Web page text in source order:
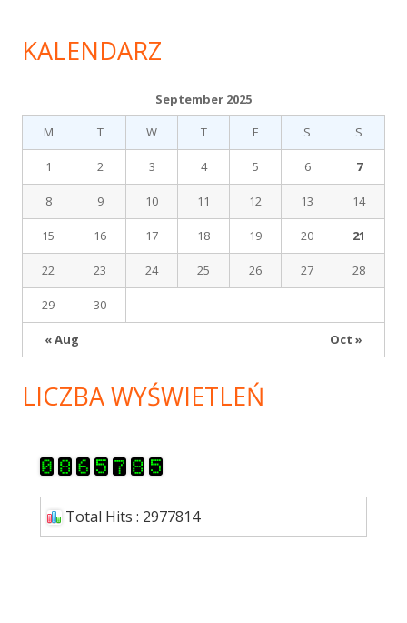
KALENDARZ
September 2025
M
T W T F S S
« Aug Oct »
1 2 3 4 5 6 7
8 9 10 11 12 13 14
15 16 17 18 19 20 21
22 23 24 25 26 27 28
29 30
LICZBA WYŚWIETLEŃ
Total Hits : 2977814